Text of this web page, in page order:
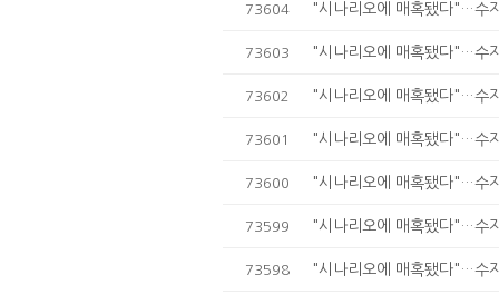
73604 "시나리오에 매혹됐다"…수
73603 "시나리오에 매혹됐다"…수
73602 "시나리오에 매혹됐다"…수
73601 "시나리오에 매혹됐다"…수
73600 "시나리오에 매혹됐다"…수
73599 "시나리오에 매혹됐다"…수
73598 "시나리오에 매혹됐다"…수